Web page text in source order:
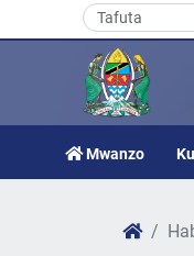
Mwanzo